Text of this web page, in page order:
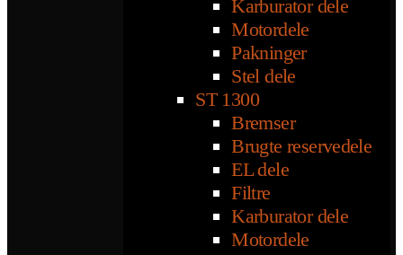
Karburator dele
Motordele
Pakninger
Stel dele
ST 1300
Bremser
Brugte reservedele
EL dele
Filtre
Karburator dele
Motordele